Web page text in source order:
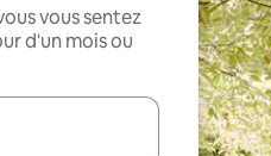
vous sentez
d'un mois ou
les flèches vers le haut et